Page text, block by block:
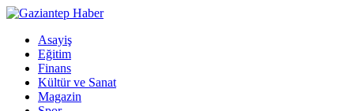
Asayiş
Eğitim
Finans
Kültür ve Sanat
Magazin